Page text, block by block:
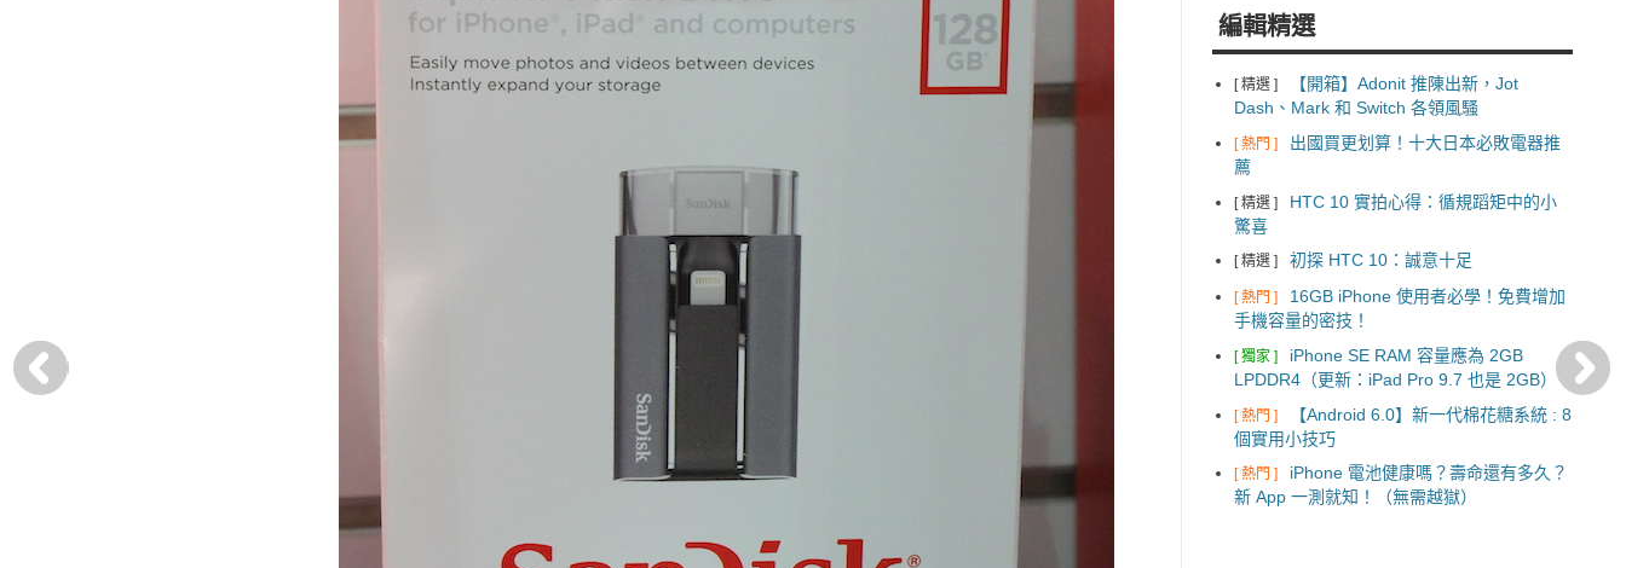
編輯精選
[ 精選 ]
【開箱】Adonit 推陳出新，Jot
Dash、Mark 和 Switch 各領風騷
[ 熱門 ]
出國買更划算！十大日本必敗電器推
薦
[ 精選 ]
HTC 10 實拍心得：循規蹈矩中的小
驚喜
[ 精選 ] 初探 HTC 10：誠意十足
[ 熱門 ]
16GB iPhone 使用者必學！免費增加
手機容量的密技！
[ 獨家 ]
iPhone SE RAM 容量應為 2GB
LPDDR4（更新：iPad Pro 9.7 也是 2GB）
[ 熱門 ]
【Android 6.0】新一代棉花糖系統 : 8
個實用小技巧
[ 熱門 ]
iPhone 電池健康嗎？壽命還有多久？
新 App 一測就知！（無需越獄）